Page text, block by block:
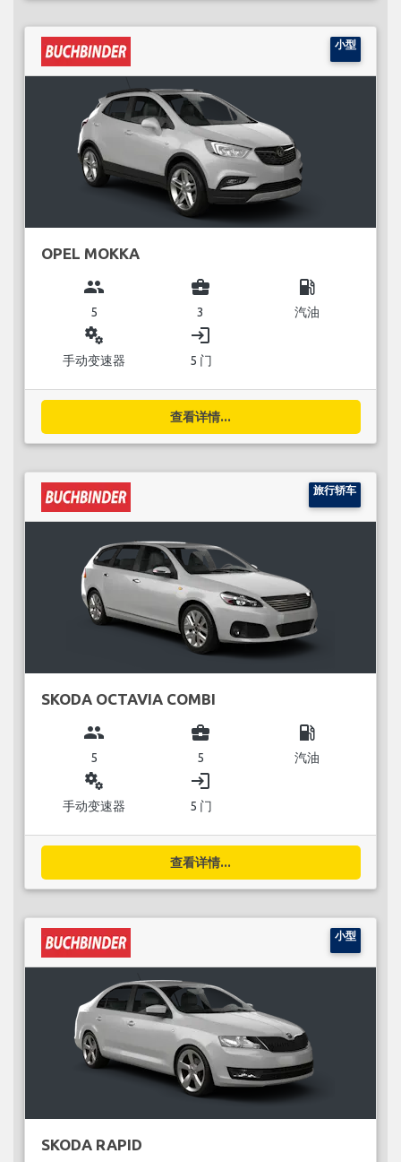
小型
OPEL MOKKA
group
5
business_center
3
local_gas_station
汽油
miscellaneous_services
手动变速器
login
5 门
查看详情...
旅行轿车
SKODA OCTAVIA COMBI
group
5
business_center
5
local_gas_station
汽油
miscellaneous_services
手动变速器
login
5 门
查看详情...
小型
SKODA RAPID